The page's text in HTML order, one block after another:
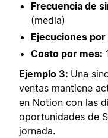
Frecuencia de
(media)
Ejecuciones por
Costo por mes:
Ejemplo 3: Una
ventas mantiene
en Notion con las
oportunidades de
jornada.